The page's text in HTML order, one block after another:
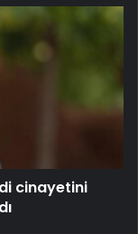
cinayetini